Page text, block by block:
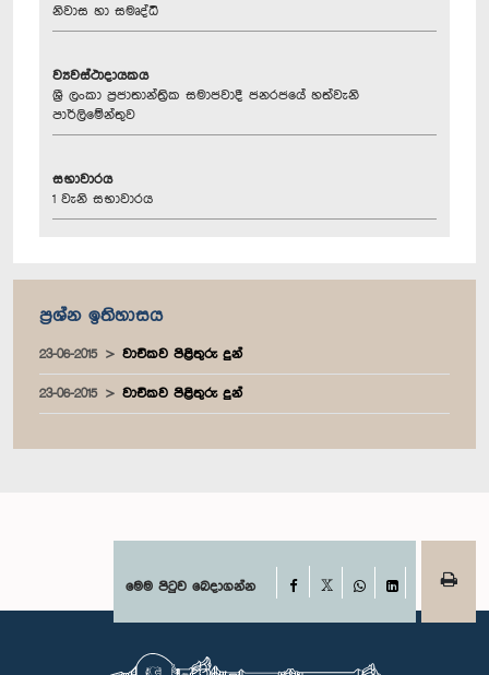
නිවාස හා සමෘද්ධි
ව්‍යවස්ථාදායකය
ශ්‍රී ලංකා ප්‍රජාතාන්ත්‍රික සමාජවාදී ජනරජයේ හත්වැනි
පාර්ලිමේන්තුව
සභාවාරය
1 වැනි සභාවාරය
ප්‍රශ්න ඉතිහාසය
23-06-2015 වාචිකව පිළිතුරු දුන්
23-06-2015 වාචිකව පිළිතුරු දුන්
මෙම පිටුව බෙදාගන්න Facebook
WhatsAppLinkedIn